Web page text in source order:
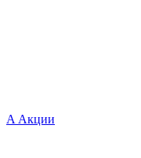
A Акции